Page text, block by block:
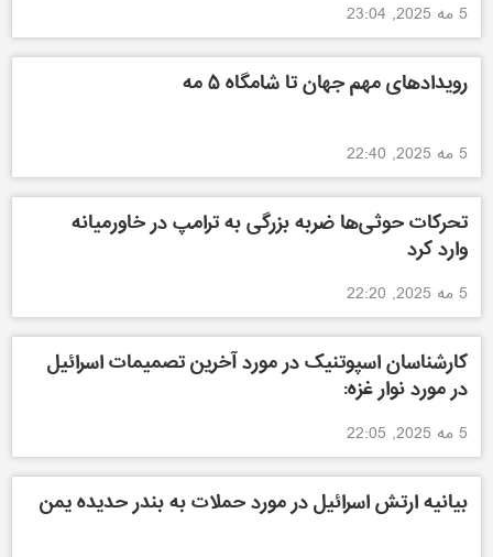
5 مه 2025, 23:04
رویدادهای مهم جهان تا شامگاه ۵ مه
5 مه 2025, 22:40
تحرکات حوثی‌ها ضربه بزرگی به ترامپ در خاورمیانه
وارد کرد
5 مه 2025, 22:20
کارشناسان اسپوتنیک در مورد آخرین تصمیمات اسرائیل
در مورد نوار غزه:
5 مه 2025, 22:05
بیانیه ارتش اسرائیل در‌ مورد حملات به بندر حدیده یمن